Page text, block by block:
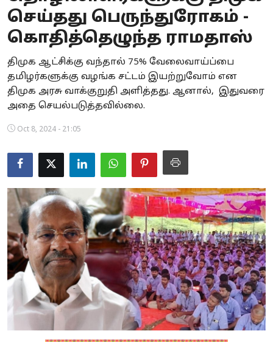
Business
Crime
Tamilnadu
National
World
Astrology
Spirituality
Weather
Politics
செய்தது பெருந்துரோகம் -
கொதித்தெழுந்த ராமதாஸ்
திமுக ஆட்சிக்கு வந்தால் 75% வேலைவாய்ப்பை
தமிழர்களுக்கு வழங்க சட்டம் இயற்றுவோம் என
திமுக அரசு வாக்குறுதி அளித்தது. ஆனால், இதுவரை
அதை செயல்படுத்தவில்லை.
Oct 8, 2024 - 21:05